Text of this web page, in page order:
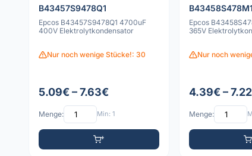
B43457S9478Q1
Epcos B43457S9478Q1 4700uF
400V Elektrolytkondensator
Nur noch wenige Stücke!: 30
5.09€ – 7.63€
Menge: Min: 1
B43458S478M1
Epcos
365V
Nur noch
4.39€ –
Menge: